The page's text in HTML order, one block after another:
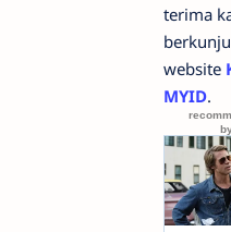
terima
website
MYID.